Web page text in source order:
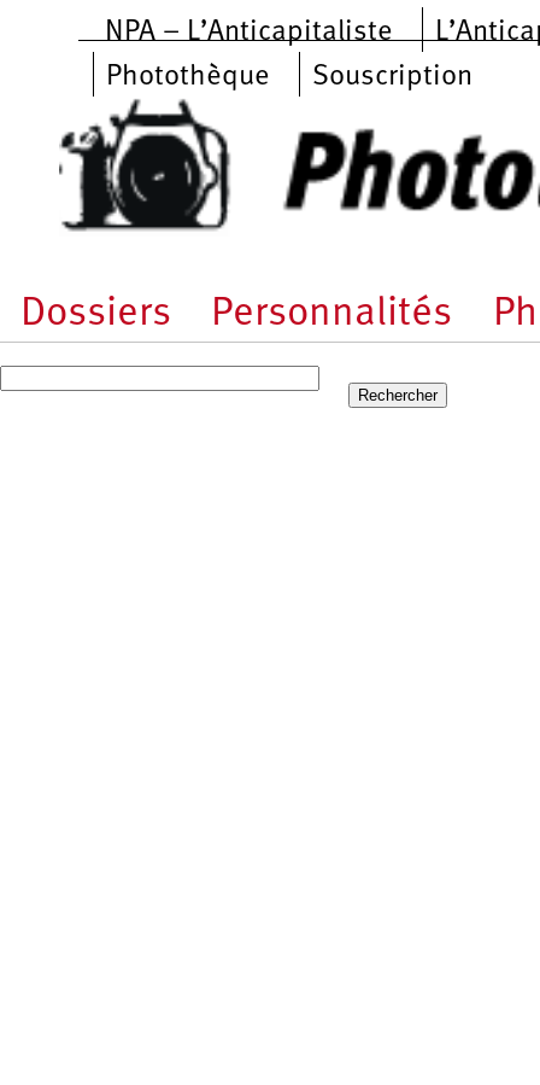
Aller au contenu principal
NPA – L’Anticapitaliste
Photothèque
Souscription
Dossiers Personnalités